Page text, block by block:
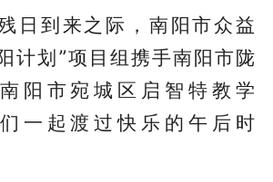
日到来之际，南阳市众益
计划”项目组携手南阳市陇
阳市宛城区启智特教学
一起渡过快乐的午后时